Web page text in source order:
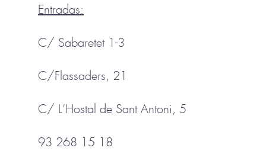
Entradas:
C/ Sabaretet 1-3
C/Flassaders, 21
C/ L’Hostal de Sant Antoni, 5
93 268 15 18